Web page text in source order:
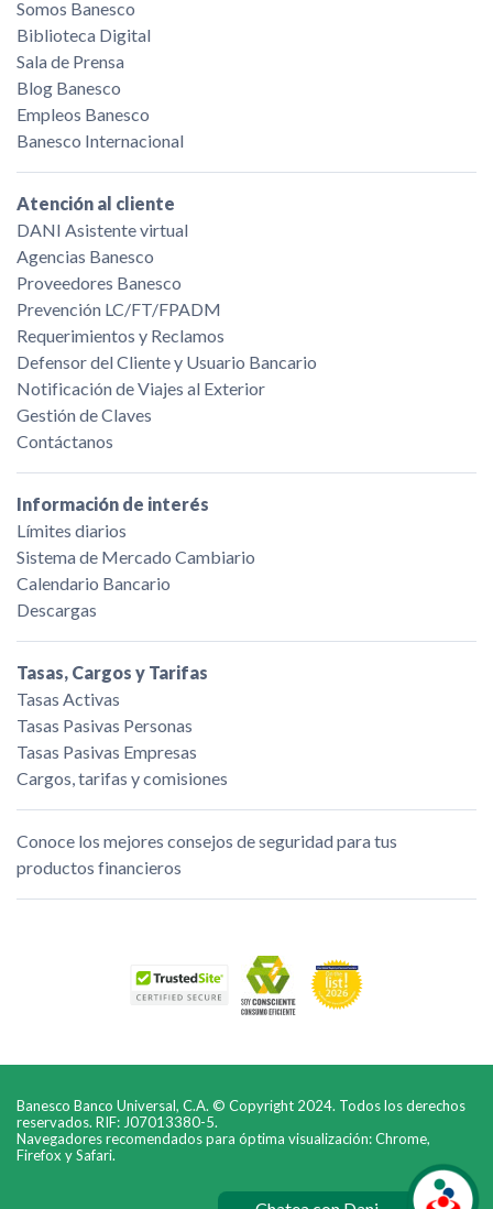
Somos Banesco
Biblioteca Digital
Sala de Prensa
Blog Banesco
Empleos Banesco
Banesco Internacional
Atención al cliente
DANI Asistente virtual
Agencias Banesco
Proveedores Banesco
Prevención LC/FT/FPADM
Requerimientos y Reclamos
Defensor del Cliente y Usuario Bancario
Notificación de Viajes al Exterior
Gestión de Claves
Contáctanos
Información de interés
Límites diarios
Sistema de Mercado Cambiario
Calendario Bancario
Descargas
Tasas, Cargos y Tarifas
Tasas Activas
Tasas Pasivas Personas
Tasas Pasivas Empresas
Cargos, tarifas y comisiones
Conoce los mejores consejos de seguridad para tus
productos financieros
Banesco Banco Universal, C.A. © Copyright 2024. Todos los derechos
reservados. RIF: J07013380-5.
Navegadores recomendados para óptima visualización: Chrome,
Firefox y Safari.